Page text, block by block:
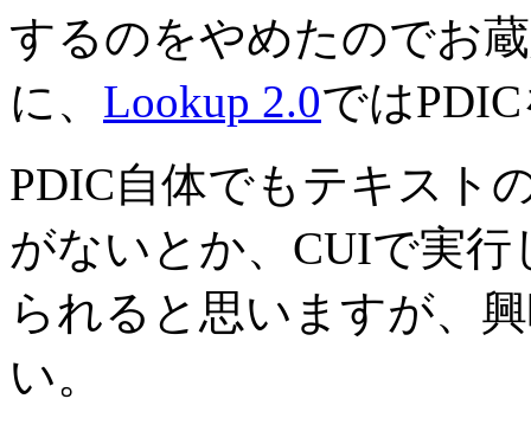
するのをやめたのでお
に、 Lookup 2.0では
PDIC自体でもテキスト
がないとか、CUIで実
られると思いますが、
い。